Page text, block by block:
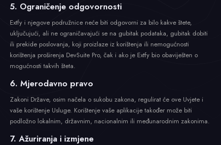
5. Ograničenje odgovornosti
Extfy i njegove podružnice neće biti odgovorni za bilo kakve štete,
uključujući, ali ne ograničavajući se na gubitak podataka, gubitak dobiti
ili prekide poslovanja, koji proizlaze iz korištenja ili nemogućnosti
korištenja proširenja DevSuite Pro, čak i ako je Extfy bio obaviješten o
mogućnosti takvih šteta.
6. Mjerodavno pravo
Zakoni Države, osim načela o sukobu zakona, regulirat će ove Uvjete i
vaše korištenje Usluge. Korištenje vaše aplikacije također može biti
podložno lokalnim, državnim, nacionalnim ili međunarodnim zakonima.
7. Ažuriranja i izmjene